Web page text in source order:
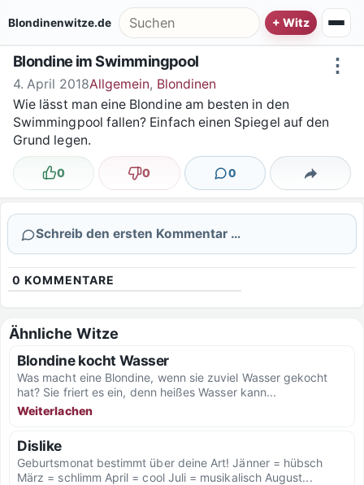
Blondinenwitze.de Suche nach:
⋮
Blondine im Swimmingpool
4. April 2018Allgemein, Blondinen
Wie lässt man eine Blondine am besten in den
Swimmingpool fallen? Einfach einen Spiegel auf den
Grund legen.
Lustig
0 Nicht lustig
0 0
Kommentare Teilen
Schreib den ersten Kommentar …
0 KOMMENTARE
Ähnliche Witze
Blondine kocht Wasser
Was macht eine Blondine, wenn sie zuviel Wasser gekocht
hat? Sie friert es ein, denn heißes Wasser kann...
Weiterlachen
Dislike
Geburtsmonat bestimmt über deine Art! Jänner = hübsch
März = schlimm April = cool Juli = musikalisch August...